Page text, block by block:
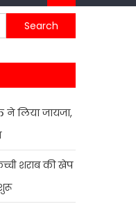
ने लिया जायजा,
शराब की खेप